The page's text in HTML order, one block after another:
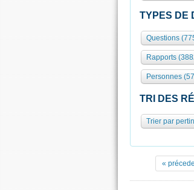
TYPES DE
Questions
Rapports
Personnes
TRI DES
Trier par
«